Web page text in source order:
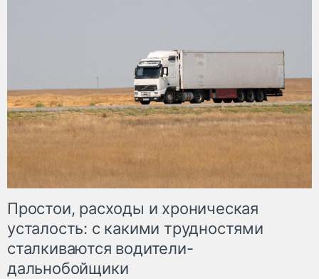
Простои, расходы и хроническая
усталость: с какими трудностями
сталкиваются водители-
дальнобойщики